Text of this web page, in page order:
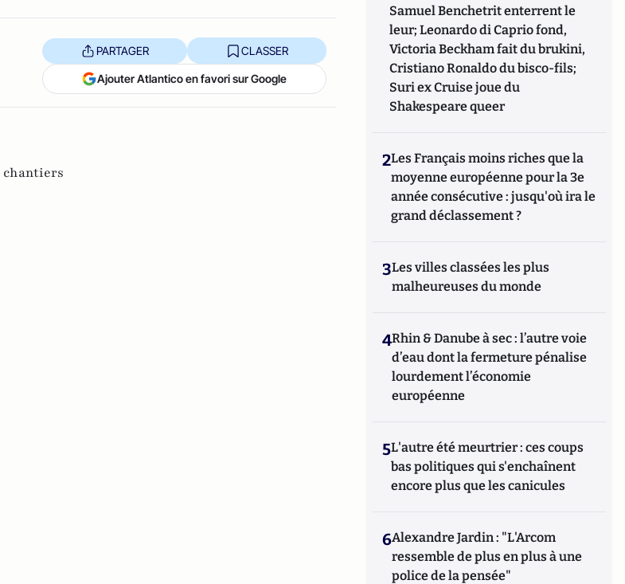
PARTAGER CLASSER
Ajouter Atlantico en favori sur Google
chantiers
Samuel Benchetrit enterrent le
leur; Leonardo di Caprio fond,
Victoria Beckham fait du brukini,
Cristiano Ronaldo du bisco-fils;
Suri ex Cruise joue du
Shakespeare queer
2Les Français moins riches que la
moyenne européenne pour la 3e
année consécutive : jusqu'où ira le
grand déclassement ?
3Les villes classées les plus
malheureuses du monde
4Rhin & Danube à sec : l’autre voie
d’eau dont la fermeture pénalise
lourdement l’économie
européenne
5L'autre été meurtrier : ces coups
bas politiques qui s'enchaînent
encore plus que les canicules
6Alexandre Jardin : "L'Arcom
ressemble de plus en plus à une
police de la pensée"